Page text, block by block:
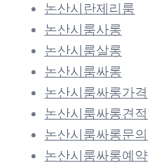
논산시란제리룸
논산시룸사롱
논산시룸살롱
논산시룸싸롱
논산시룸싸롱가격
논산시룸싸롱견적
논산시룸싸롱문의
논산시룸싸롱예약